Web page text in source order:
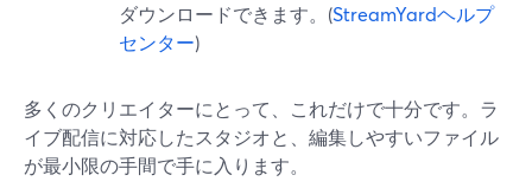
ダウンロードできます。(StreamYardヘルプ
センター)
多くのクリエイターにとって、これだけで十分です。ラ
イブ配信に対応したスタジオと、編集しやすいファイル
が最小限の手間で手に入ります。